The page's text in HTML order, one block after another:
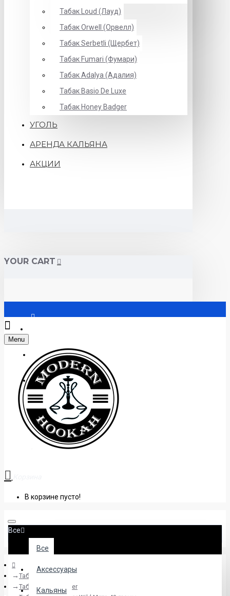
Табак Loud (Лауд)
Табак Orwell (Орвелл)
Табак Serbetli (Щербет)
Табак Fumari (Фумари)
Табак Adalya (Адалия)
Табак Basio De Luxe
Табак Honey Badger
УГОЛЬ
АРЕНДА КАЛЬЯНА
АКЦИИ
YOUR CART
Регистрация
+38 (095) 945 04 33
Menu
В корзине пусто!
Все
Все
Аксессуары
Кальяны
Табак
Табак Honey Badger